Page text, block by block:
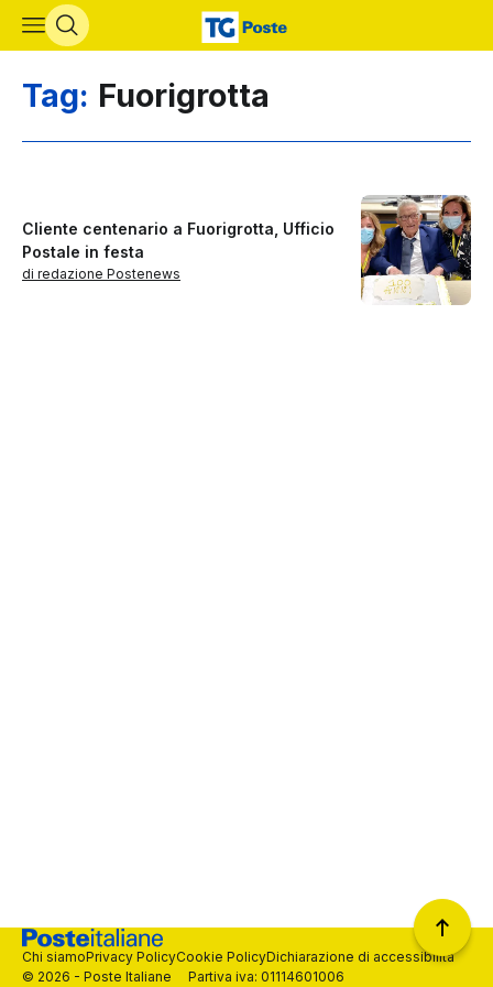
Vai al contenuto principale
Tag: Fuorigrotta
Cliente centenario a Fuorigrotta, Ufficio
Postale in festa
di redazione Postenews
© 2026 - Poste Italiane Partiva iva: 01114601006
Chi siamoPrivacy PolicyCookie PolicyDichiarazione di accessibilità